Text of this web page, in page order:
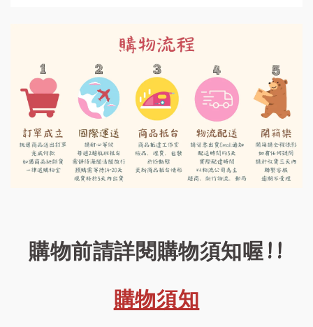
購物前請詳閱購物須知喔!!
購物須知